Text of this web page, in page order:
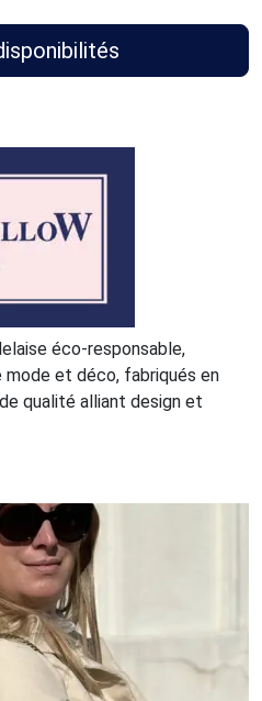
éco-responsable,
et déco, fabriqués en
qualité alliant design et